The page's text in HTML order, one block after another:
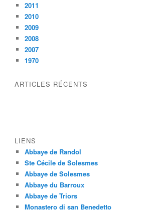
2011
2010
2009
2008
2007
1970
ARTICLES RÉCENTS
LIENS
Abbaye de Randol
Ste Cécile de Solesmes
Abbaye de Solesmes
Abbaye du Barroux
Abbaye de Triors
Monastero di san Benedetto